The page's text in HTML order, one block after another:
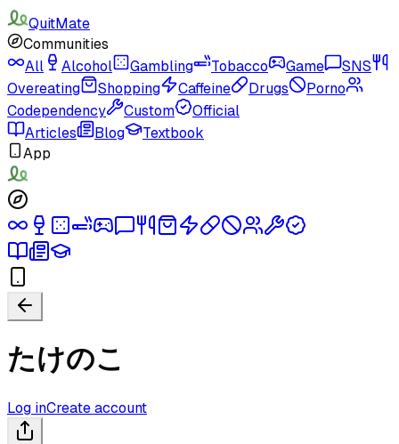
QuitMate
Communities
All
Alcohol Gambling Tobacco Game
SNS
Overeating
Shopping Caffeine Drugs
Porno
Codependency
Custom
Official
Articles
Blog
Textbook
App
たけのこ
Log inCreate account